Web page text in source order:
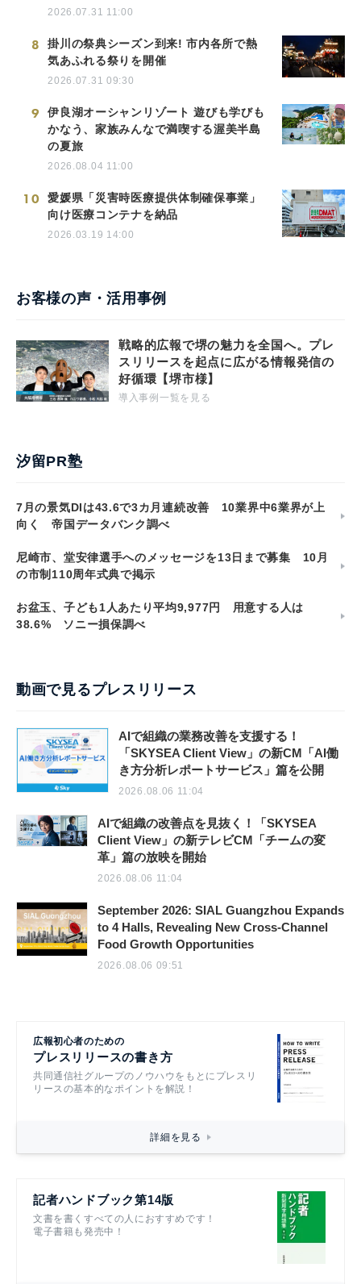
2026.07.31 11:00
8
掛川の祭典シーズン到来! 市内各所で熱
気あふれる祭りを開催
2026.07.31 09:30
9
伊良湖オーシャンリゾート 遊びも学びも
かなう、家族みんなで満喫する渥美半島
の夏旅
2026.08.04 11:00
10
愛媛県「災害時医療提供体制確保事業」
向け医療コンテナを納品
2026.03.19 14:00
お客様の声・活用事例
戦略的広報で堺の魅力を全国へ。プレ
スリリースを起点に広がる情報発信の
好循環【堺市様】
導入事例一覧を見る
汐留PR塾
7月の景気DIは43.6で3カ月連続改善 10業界中6業界が上
向く 帝国データバンク調べ
尼崎市、堂安律選手へのメッセージを13日まで募集 10月
の市制110周年式典で掲示
お盆玉、子ども1人あたり平均9,977円 用意する人は
38.6% ソニー損保調べ
動画で見るプレスリリース
AIで組織の業務改善を支援する！
「SKYSEA Client View」の新CM「AI働
き方分析レポートサービス」篇を公開
2026.08.06 11:04
AIで組織の改善点を見抜く！「SKYSEA
Client View」の新テレビCM「チームの変
革」篇の放映を開始
2026.08.06 11:04
September 2026: SIAL Guangzhou Expands
to 4 Halls, Revealing New Cross-Channel
Food Growth Opportunities
2026.08.06 09:51
広報初心者のための
プレスリリースの書き方
共同通信社グループのノウハウをもとにプレスリ
リースの基本的なポイントを解説！
詳細を見る
記者ハンドブック第14版
文書を書くすべての人におすすめです！
電子書籍も発売中！